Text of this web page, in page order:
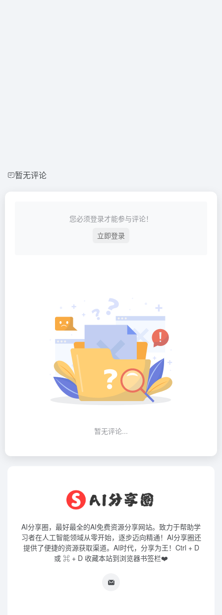
暂无评论
您必须登录才能参与评论！
立即登录
暂无评论...
AI分享圈，最好最全的AI免费资源分享网站。致力于帮助学
习者在人工智能领域从零开始，逐步迈向精通！AI分享圈还
提供了便捷的资源获取渠道。AI时代，分享为王！Ctrl + D
或 ⌘ + D 收藏本站到浏览器书签栏❤️